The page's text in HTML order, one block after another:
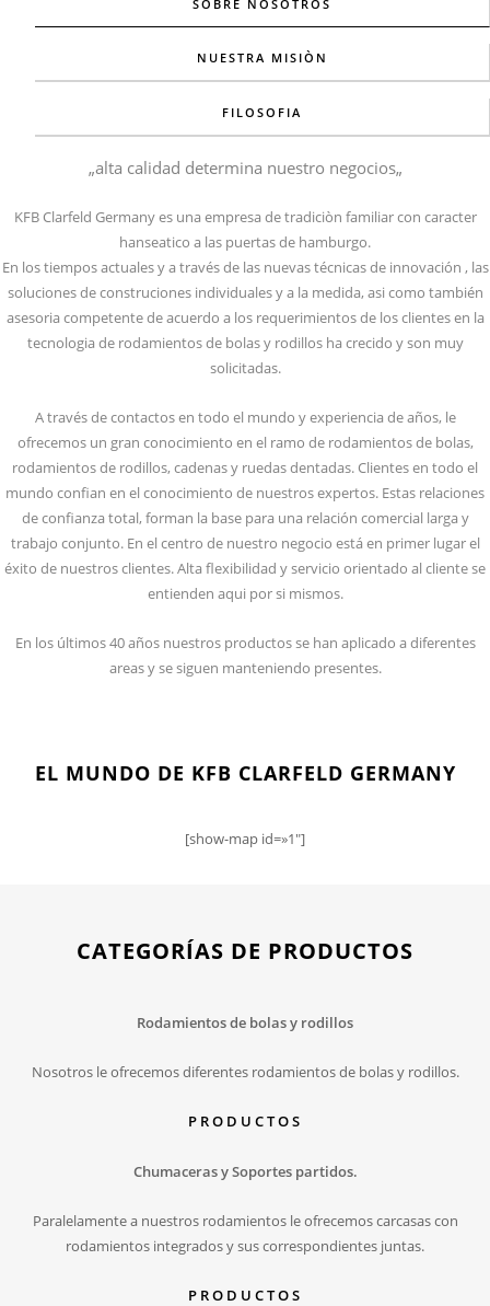
SOBRE NOSOTROS
NUESTRA MISIÒN
FILOSOFIA
„alta calidad determina nuestro negocios„
KFB Clarfeld Germany es una empresa de tradiciòn familiar con caracter
hanseatico a las puertas de hamburgo.
En los tiempos actuales y a través de las nuevas técnicas de innovación , las
soluciones de construciones individuales y a la medida, asi como también
asesoria competente de acuerdo a los requerimientos de los clientes en la
tecnologia de rodamientos de bolas y rodillos ha crecido y son muy
solicitadas.
A través de contactos en todo el mundo y experiencia de años, le
ofrecemos un gran conocimiento en el ramo de rodamientos de bolas,
rodamientos de rodillos, cadenas y ruedas dentadas. Clientes en todo el
mundo confian en el conocimiento de nuestros expertos. Estas relaciones
de confianza total, forman la base para una relación comercial larga y
trabajo conjunto. En el centro de nuestro negocio está en primer lugar el
éxito de nuestros clientes. Alta flexibilidad y servicio orientado al cliente se
entienden aqui por si mismos.
En los últimos 40 años nuestros productos se han aplicado a diferentes
areas y se siguen manteniendo presentes.
EL MUNDO DE KFB CLARFELD GERMANY
[show-map id=»1″]
CATEGORÍAS DE PRODUCTOS
Rodamientos de bolas y rodillos
Nosotros le ofrecemos diferentes rodamientos de bolas y rodillos.
PRODUCTOS
Chumaceras y Soportes partidos.
Paralelamente a nuestros rodamientos le ofrecemos carcasas con
rodamientos integrados y sus correspondientes juntas.
PRODUCTOS